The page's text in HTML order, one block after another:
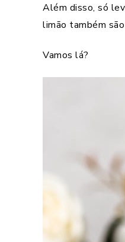
Além disso, só
limão também
Vamos lá?